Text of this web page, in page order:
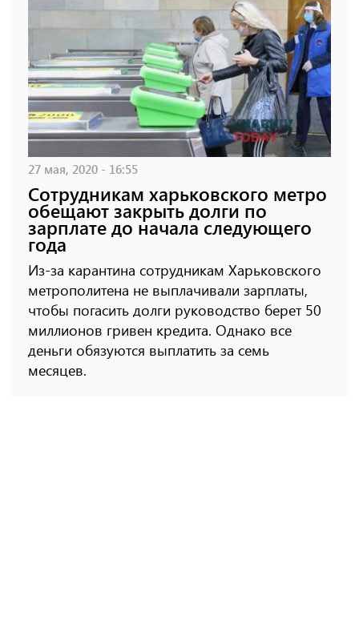
27 мая, 2020 - 16:55
Сотрудникам харьковского метро
обещают закрыть долги по
зарплате до начала следующего
года
Из-за карантина сотрудникам Харьковского
метрополитена не выплачивали зарплаты,
чтобы погасить долги руководство берет 50
миллионов гривен кредита. Однако все
деньги обязуются выплатить за семь
месяцев.